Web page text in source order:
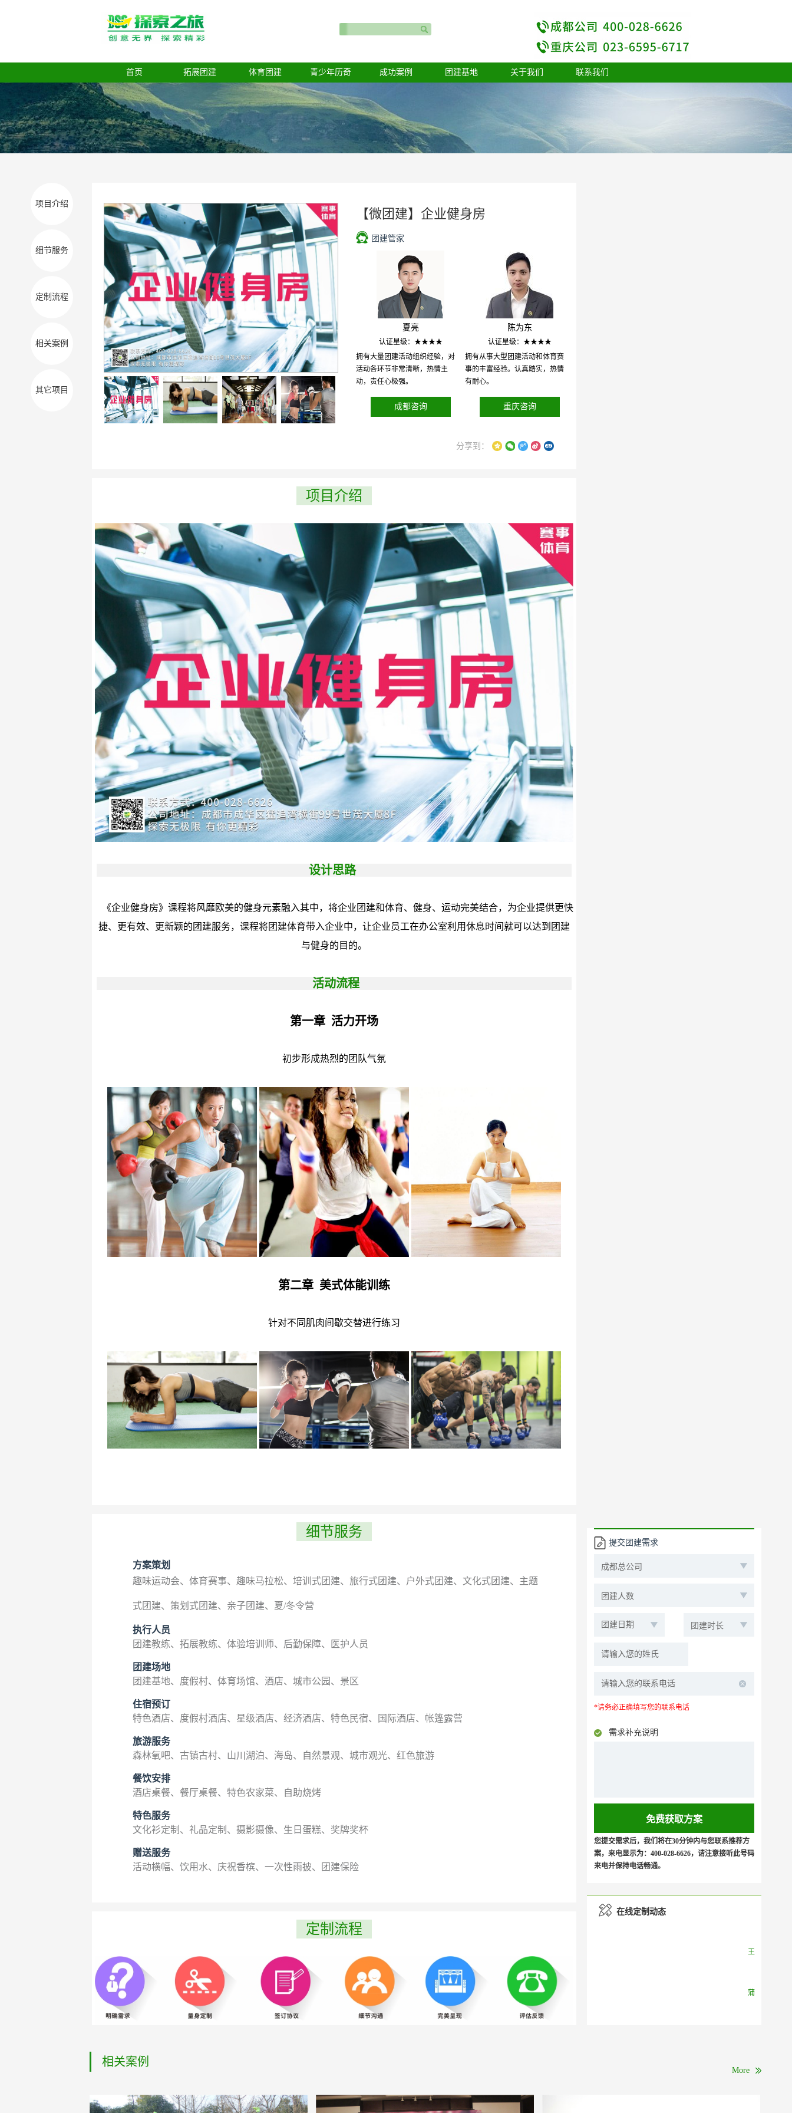
首页 拓展团建 体育团建 青少年历奇 成功案例 团建基地 关于我们 联系我们
项目介绍
细节服务
定制流程
相关案例
其它项目
【微团建】企业健身房
团建管家
夏亮
认证星级：★★★★
拥有大量团建活动组织经验，对
活动各环节非常清晰，热情主
动，责任心极强。
成都咨询
陈为东
认证星级：★★★★
拥有从事大型团建活动和体育赛
事的丰富经验。认真踏实，热情
有耐心。
重庆咨询
分享到：
项目介绍
设计思路
《企业健身房》课程将风靡欧美的健身元素融入其中，将企业团建和体育、健身、运动完美结合，为企业提供更快
捷、更有效、更新颖的团建服务，课程将团建体育带入企业中，让企业员工在办公室利用休息时间就可以达到团建
与健身的目的。
活动流程
第一章 活力开场
初步形成热烈的团队气氛
第二章 美式体能训练
针对不同肌肉间歇交替进行练习
细节服务
方案策划
趣味运动会、体育赛事、趣味马拉松、培训式团建、旅行式团建、户外式团建、文化式团建、主题
式团建、策划式团建、亲子团建、夏/冬令营
执行人员
团建教练、拓展教练、体验培训师、后勤保障、医护人员
团建场地
团建基地、度假村、体育场馆、酒店、城市公园、景区
住宿预订
特色酒店、度假村酒店、星级酒店、经济酒店、特色民宿、国际酒店、帐篷露营
旅游服务
森林氧吧、古镇古村、山川湖泊、海岛、自然景观、城市观光、红色旅游
餐饮安排
酒店桌餐、餐厅桌餐、特色农家菜、自助烧烤
特色服务
文化衫定制、礼品定制、摄影摄像、生日蛋糕、奖牌奖杯
赠送服务
活动横幅、饮用水、庆祝香槟、一次性雨披、团建保险
定制流程
提交团建需求
*请务必正确填写您的联系电话
需求补充说明
您提交需求后，我们将在30分钟内与您联系推荐方
案，来电显示为：400-028-6626，请注意接听此号码
来电并保持电话畅通。
在线定制动态
相关案例
More